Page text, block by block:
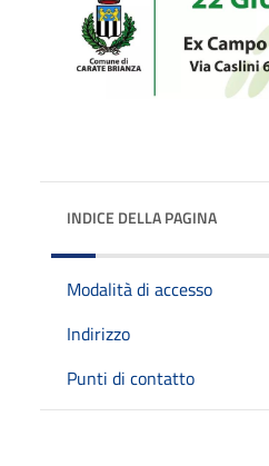
INDICE DELLA PAGINA
Modalità di accesso
Indirizzo
Punti di contatto